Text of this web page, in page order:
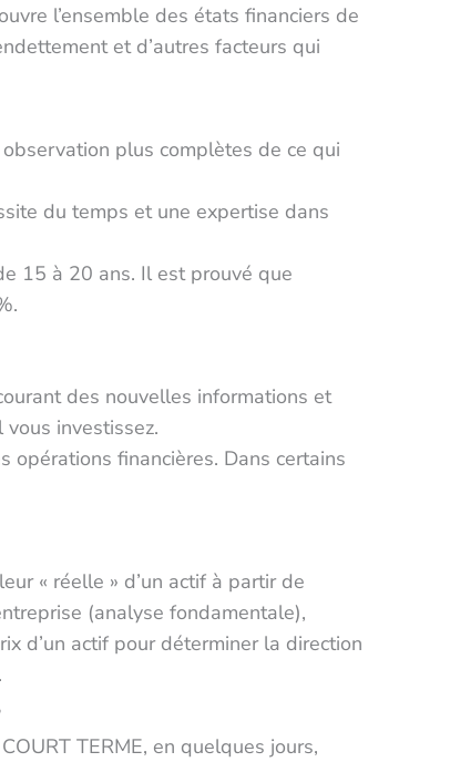
l’ensemble des états financiers de
et d’autres facteurs qui
plus complètes de ce qui
du temps et une expertise dans
15 à 20 ans. Il est prouvé que
des nouvelles informations et
investissez.
opérations financières. Dans certains
« réelle » d’un actif à partir de
(analyse fondamentale),
d’un actif pour déterminer la direction
TERME, en quelques jours,